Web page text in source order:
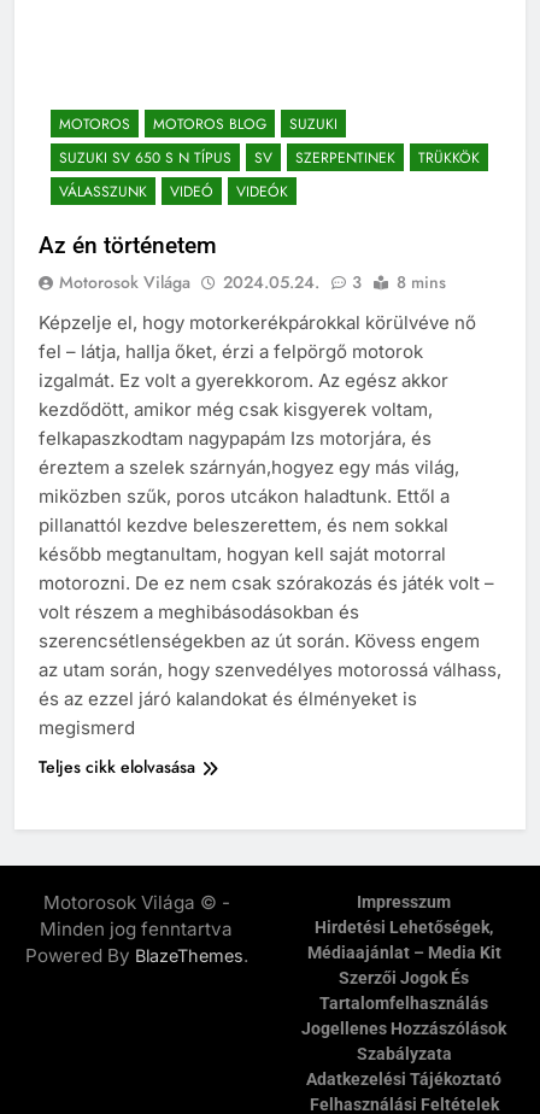
MOTOROS MOTOROS BLOG
SUZUKI
SUZUKI SV 650 S N TÍPUS
SV SZERPENTINEK
TRÜKKÖK
VÁLASSZUNK
VIDEÓ VIDEÓK
Az én történetem
Motorosok Világa 2024.05.24. 3 8 mins
Képzelje el, hogy motorkerékpárokkal körülvéve nő
fel – látja, hallja őket, érzi a felpörgő motorok
izgalmát. Ez volt a gyerekkorom. Az egész akkor
kezdődött, amikor még csak kisgyerek voltam,
felkapaszkodtam nagypapám Izs motorjára, és
éreztem a szelek szárnyán,hogyez egy más világ,
miközben szűk, poros utcákon haladtunk. Ettől a
pillanattól kezdve beleszerettem, és nem sokkal
később megtanultam, hogyan kell saját motorral
motorozni. De ez nem csak szórakozás és játék volt –
volt részem a meghibásodásokban és
szerencsétlenségekben az út során. Kövess engem
az utam során, hogy szenvedélyes motorossá válhass,
és az ezzel járó kalandokat és élményeket is
megismerd
Teljes cikk elolvasása
Motorosok Világa © -
Minden jog fenntartva
Powered By BlazeThemes.
Impresszum
Hirdetési Lehetőségek,
Médiaajánlat – Media Kit
Szerzői Jogok És
Tartalomfelhasználás
Jogellenes Hozzászólások
Szabályzata
Adatkezelési Tájékoztató
Felhasználási Feltételek